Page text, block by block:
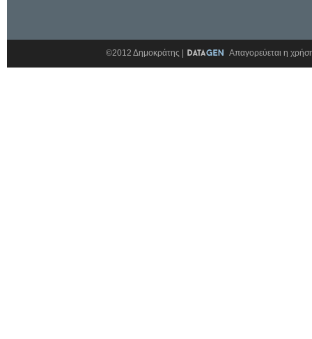
©2012 Δημοκράτης | Απαγορεύεται η